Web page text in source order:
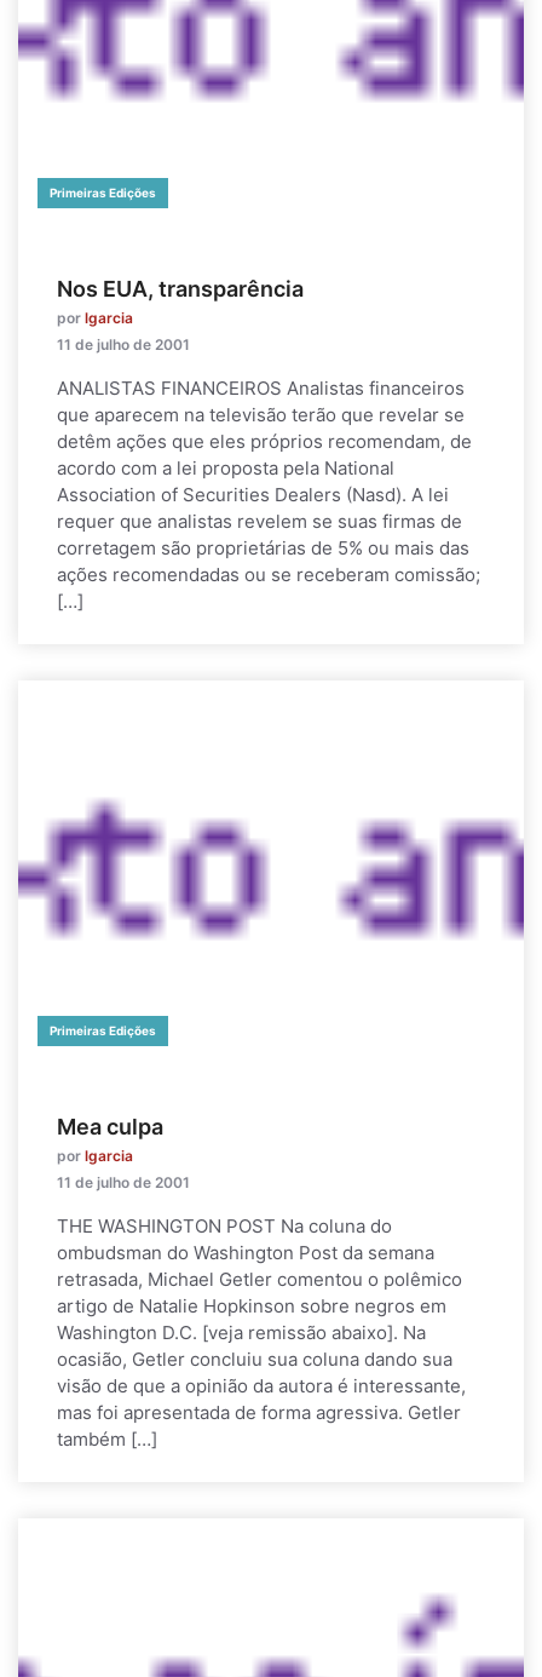
Primeiras Edições
Nos EUA, transparência
por lgarcia
11 de julho de 2001
ANALISTAS FINANCEIROS Analistas financeiros
que aparecem na televisão terão que revelar se
detêm ações que eles próprios recomendam, de
acordo com a lei proposta pela National
Association of Securities Dealers (Nasd). A lei
requer que analistas revelem se suas firmas de
corretagem são proprietárias de 5% ou mais das
ações recomendadas ou se receberam comissão;
[…]
Primeiras Edições
Mea culpa
por lgarcia
11 de julho de 2001
THE WASHINGTON POST Na coluna do
ombudsman do Washington Post da semana
retrasada, Michael Getler comentou o polêmico
artigo de Natalie Hopkinson sobre negros em
Washington D.C. [veja remissão abaixo]. Na
ocasião, Getler concluiu sua coluna dando sua
visão de que a opinião da autora é interessante,
mas foi apresentada de forma agressiva. Getler
também […]